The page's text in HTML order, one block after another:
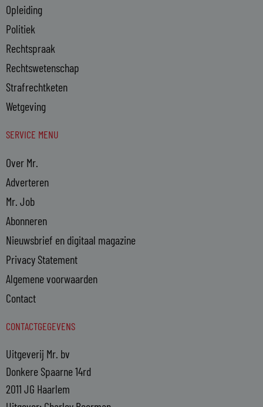
Opleiding
Politiek
Rechtspraak
Rechtswetenschap
Strafrechtketen
Wetgeving
SERVICE MENU
Over Mr.
Adverteren
Mr. Job
Abonneren
Nieuwsbrief en digitaal magazine
Privacy Statement
Algemene voorwaarden
Contact
CONTACTGEGEVENS
Uitgeverij Mr. bv
Donkere Spaarne 14rd
2011 JG Haarlem